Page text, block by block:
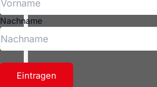
Nachname
Eintragen